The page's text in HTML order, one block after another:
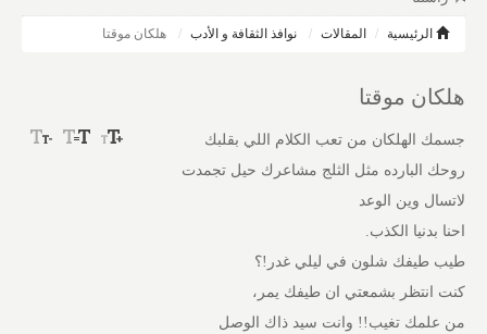
الرئيسية المقالات نوافذ الثقافة و الأدب هلكان موقتا
هلكان موقتا
جسمك الهلكان من تعب الكلام اللي بقلبك
روحك البارده مثل الثلج مشاعرك حيل تجمدت
لاتسال وين الوعد
احنا بدنيا الكذب.
طيب طيفك شلون في ليلي غدر!؟
كنت انتظر بشمعتي ان طيفك يمر،
من علمك تغيب!! وانت سيد ذاك الوصل